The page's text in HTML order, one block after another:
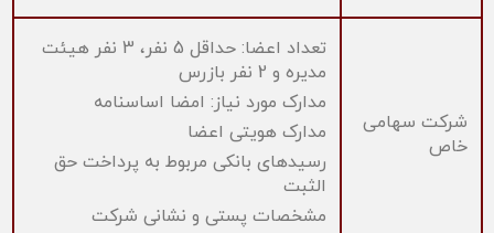
تعداد اعضا: حداقل 5 نفر، 3 نفر هیئت
مدیره و 2 نفر بازرس
مدارک مورد نیاز: امضا اساسنامه
مدارک هویتی اعضا
رسیدهای بانکی مربوط به پرداخت حق
الثبت
مشخصات پستی و نشانی شرکت
شرکت سهامی
خاص